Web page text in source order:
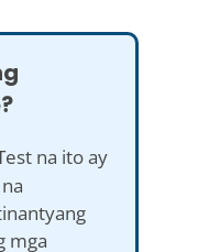
na ito ay
mga